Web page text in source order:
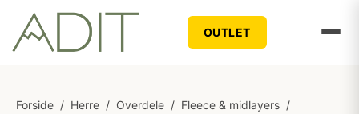
OUTLET
Forside / Herre / Overdele / Fleece & midlayers /